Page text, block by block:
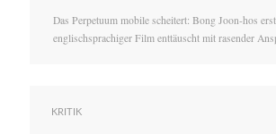
Das Perpetuum mobile scheitert: Bong Joon-hos
englischsprachiger Film enttäuscht mit rasender
KRITIK